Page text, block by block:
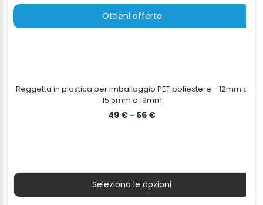
Ottieni offerta
Reggetta in plastica per imballaggio PET poliestere - 12mm o
15.5mm o 19mm
49 € - 66 €Fascia
a
66 €
Seleziona le opzioni